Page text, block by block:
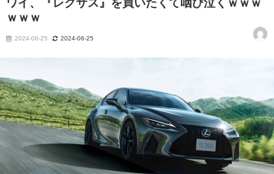
ワイ、『レクサス』を買いたくて咽び泣くｗｗｗ
ｗｗｗ
2024-06-25 2024-06-25